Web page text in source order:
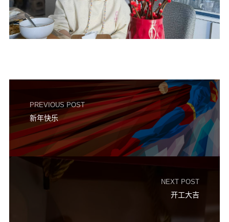
PREVIOUS POST
新年快乐
NEXT POST
开工大吉